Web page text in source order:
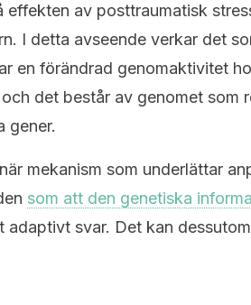
av posttraumatisk
I detta avseende verkar det
en förändrad genomaktivitet
det består av genomet som
gener.
mekanism som underlättar
som att den genetiska
adaptivt svar. Det kan